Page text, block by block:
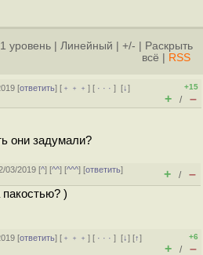
1 уровень Линейный +/-
Раскрыть
всё
RSS
[ответить] [ ﹢﹢﹢] [ · · ·][↓]
+15
+ / –
они задумали?
03/2019 [^] [^^] [^^^] [ответить]
+ / –
)
[ответить] [ ﹢﹢﹢] [ · · ·][↓] [↑]
+6
+ / –